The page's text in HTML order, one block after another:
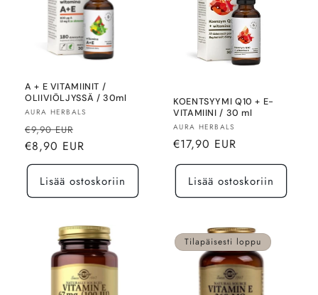
A + E VITAMIINIT /
OLIIVIÖLJYSSÄ / 30ml
Myyjä:
AURA HERBALS
Normaalihinta
€9,90 EUR
€8,90 EUR
Lisää ostoskoriin
KOENTSYYMI Q10 + E-
VITAMIINI / 30 ml
Myyjä:
AURA HERBALS
Normaalihinta
€17,90 EUR
Lisää ostoskoriin
Tilapäisesti loppu